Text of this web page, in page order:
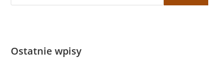
Ostatnie wpisy